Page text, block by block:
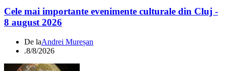
Cele mai importante evenimente culturale din Cluj -
8 august 2026
De laAndrei Mureșan
.8/8/2026